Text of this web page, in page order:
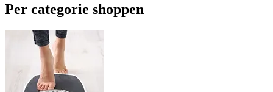
Per categorie shoppen